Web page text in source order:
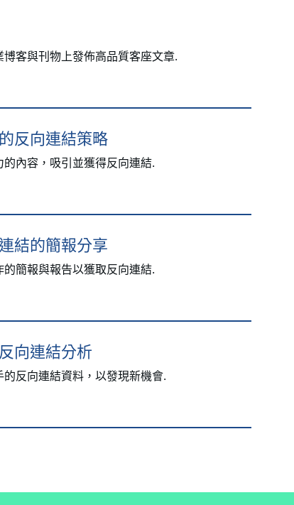
博客與刊物上發佈高品質客座文章.
反向連結策略
的內容，吸引並獲得反向連結.
結的簡報分享
的簡報與報告以獲取反向連結.
向連結分析
的反向連結資料，以發現新機會.